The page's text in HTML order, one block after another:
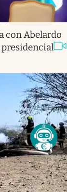
con Abelardo
presidencial